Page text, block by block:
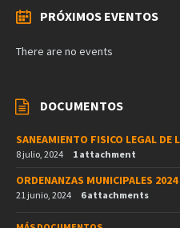
PRÓXIMOS EVENTOS
There are no events
DOCUMENTOS
SANEAMIENTO FISICO LEGAL DE
8 julio, 2024 1 attachment
ORDENANZAS MUNICIPALES 2024
21 junio, 2024 6 attachments